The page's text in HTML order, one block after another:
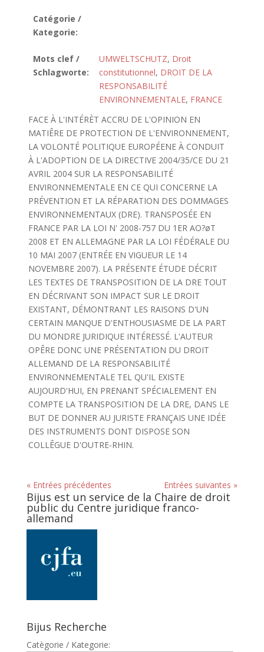
Catégorie /
Kategorie:
Mots clef /
Schlagworte:
UMWELTSCHUTZ, Droit
constitutionnel, DROIT DE LA
RESPONSABILITÉ
ENVIRONNEMENTALE, FRANCE
FACE À L'INTÉRÈT ACCRU DE L'OPINION EN
MATIÊRE DE PROTECTION DE L'ENVIRONNEMENT,
LA VOLONTÉ POLITIQUE EUROPÉENE À CONDUIT
À L'ADOPTION DE LA DIRECTIVE 2004/35/CE DU 21
AVRIL 2004 SUR LA RESPONSABILITÉ
ENVIRONNEMENTALE EN CE QUI CONCERNE LA
PRÉVENTION ET LA RÉPARATION DES DOMMAGES
ENVIRONNEMENTAUX (DRE). TRANSPOSÉE EN
FRANCE PAR LA LOI N' 2008-757 DU 1ER AO?øT
2008 ET EN ALLEMAGNE PAR LA LOI FÉDÉRALE DU
10 MAI 2007 (ENTRÉE EN VIGUEUR LE 14
NOVEMBRE 2007). LA PRÉSENTE ÉTUDE DÉCRIT
LES TEXTES DE TRANSPOSITION DE LA DRE TOUT
EN DÉCRIVANT SON IMPACT SUR LE DROIT
EXISTANT, DÉMONTRANT LES RAISONS D'UN
CERTAIN MANQUE D'ENTHOUSIASME DE LA PART
DU MONDRE JURIDIQUE INTÉRESSÉ. L'AUTEUR
OPÊRE DONC UNE PRÉSENTATION DU DROIT
ALLEMAND DE LA RESPONSABILITÉ
ENVIRONNEMENTALE TEL QU'IL EXISTE
AUJOURD'HUI, EN PRENANT SPÉCIALEMENT EN
COMPTE LA TRANSPOSITION DE LA DRE, DANS LE
BUT DE DONNER AU JURISTE FRANÇAIS UNE IDÉE
DES INSTRUMENTS DONT DISPOSE SON
COLLÊGUE D'OUTRE-RHIN.
« Entrées précédentes Entrées suivantes »
Bijus est un service de la Chaire de droit
public du Centre juridique franco-
allemand
Bijus Recherche
Catègorie / Kategorie: